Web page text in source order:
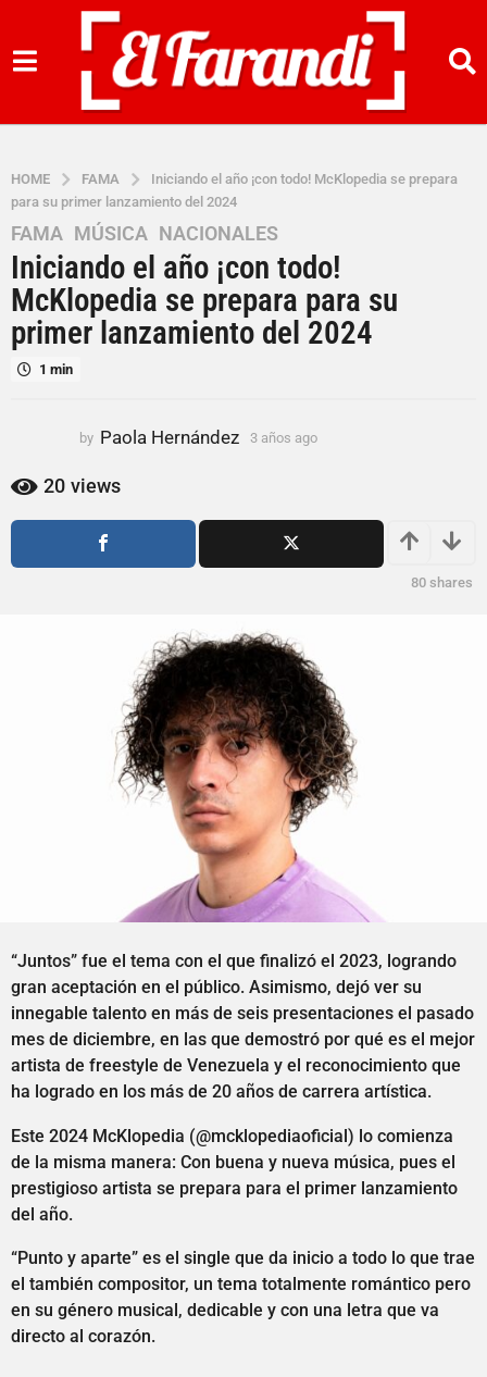
HOME FAMA
Iniciando el año ¡con todo! McKlopedia se prepara
para su primer lanzamiento del 2024
3
a
ñ
o
s
a
ñ
o
a
FAMA ,MÚSICA ,NACIONALES
Iniciando el año ¡con todo!
McKlopedia se prepara para su
primer lanzamiento del 2024
1 min
by Paola Hernández 3 años ago
s
20 views
80 shares
“Juntos” fue el tema con el que finalizó el 2023, logrando
gran aceptación en el público. Asimismo, dejó ver su
innegable talento en más de seis presentaciones el pasado
mes de diciembre, en las que demostró por qué es el mejor
artista de freestyle de Venezuela y el reconocimiento que
ha logrado en los más de 20 años de carrera artística.
Este 2024 McKlopedia (@mcklopediaoficial) lo comienza
de la misma manera: Con buena y nueva música, pues el
prestigioso artista se prepara para el primer lanzamiento
del año.
“Punto y aparte” es el single que da inicio a todo lo que trae
el también compositor, un tema totalmente romántico pero
en su género musical, dedicable y con una letra que va
directo al corazón.